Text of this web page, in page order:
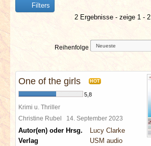
BERICHTE
SPECIALS
REDAKTION
Filters
2 Ergebnisse - zeige 1 - 2
Reihenfolge
One of the girls HOT
5,8
Krimi u. Thriller
Christine Rubel 14. September 2023
Autor(en) oder Hrsg.
Lucy Clarke
Verlag
USM audio